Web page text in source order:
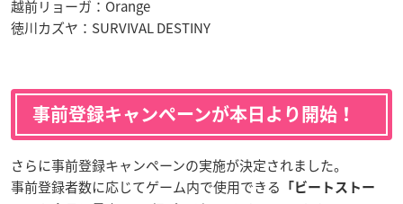
越前リョーガ：Orange
徳川カズヤ：SURVIVAL DESTINY
事前登録キャンペーンが本日より開始！
さらに事前登録キャンペーンの実施が決定されました。
事前登録者数に応じてゲーム内で使用できる
「ビートストー